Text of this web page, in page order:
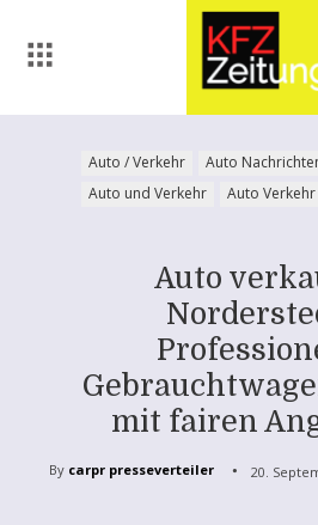
Auto / Verkehr
Auto
Auto und Verkehr
Auto Verkehr
Auto
mit fairen
By carpr presseverteiler 20.